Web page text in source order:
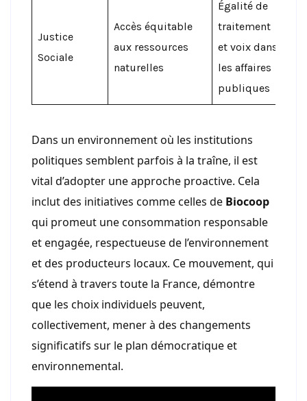
Justice
Sociale
Accès équitable
aux ressources
naturelles
Égalité de
traitement
et voix dans
les affaires
publiques
Dans un environnement où les institutions
politiques semblent parfois à la traîne, il est
vital d’adopter une approche proactive. Cela
inclut des initiatives comme celles de Biocoop
qui promeut une consommation responsable
et engagée, respectueuse de l’environnement
et des producteurs locaux. Ce mouvement, qui
s’étend à travers toute la France, démontre
que les choix individuels peuvent,
collectivement, mener à des changements
significatifs sur le plan démocratique et
environnemental.